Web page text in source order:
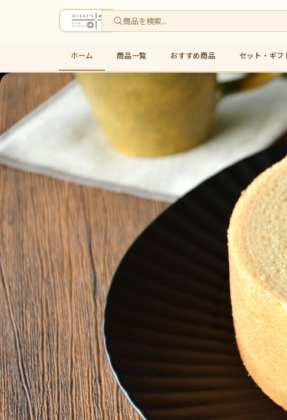
ホーム 商品一覧 おすすめ商品 セット・ギフ
米粉バウムクーヘン通販・お取り寄せ｜九